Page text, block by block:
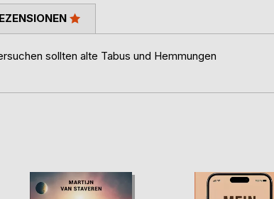
sollten alte Tabus und Hemmungen